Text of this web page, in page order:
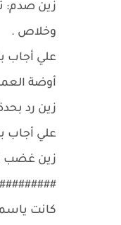
زين صدم:
وخلاص .
علي أجاب
أوضة
زين رد
علي أجاب
زين غضب
كانت